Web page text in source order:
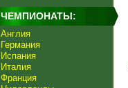
ЧЕМПИОНАТЫ:
Англия
Германия
Испания
Италия
Франция